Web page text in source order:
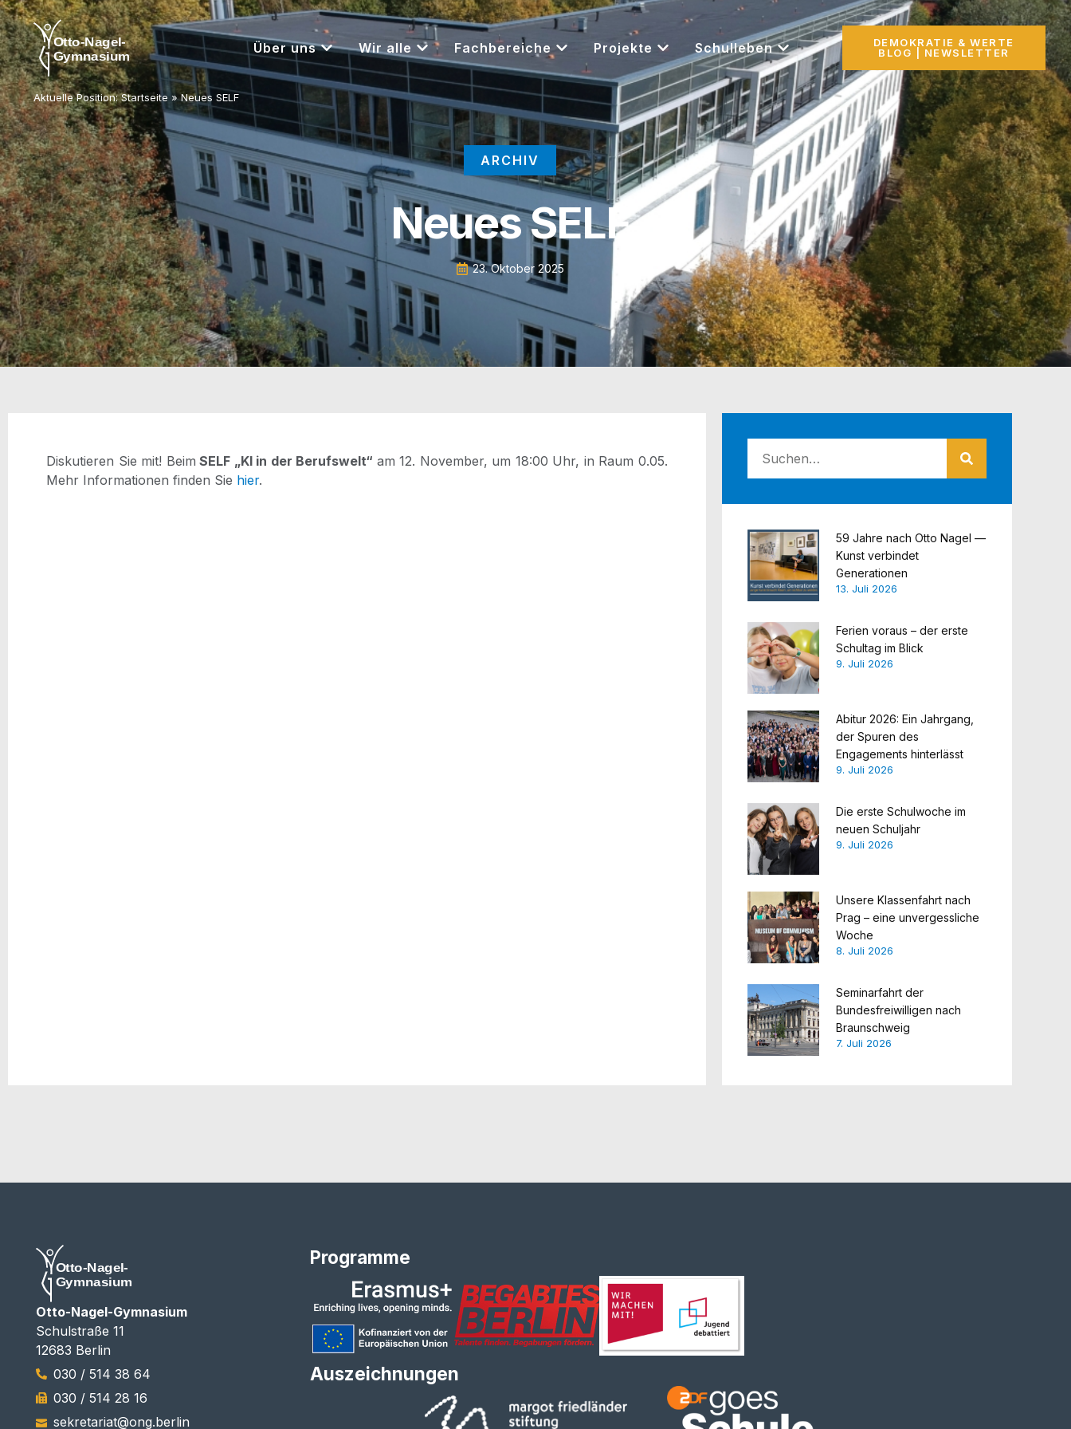
Über uns Wir alle Fachbereiche Projekte Schulleben
DEMOKRATIE & WERTE
BLOG | NEWSLETTER
Aktuelle Position:Startseite »Neues SELF
ARCHIV
Neues SELF
23. Oktober 2025
Dis­ku­tie­ren Sie mit! Beim SELF „KI in der Berufs­welt“ am 12. Novem­ber, um 18:00 Uhr, in Raum 0.05.
Mehr Infor­ma­tio­nen fin­den Sie hier.
59 Jahre nach Otto Nagel —
Kunst verbindet
Generationen
13. Juli 2026
Ferien voraus – der erste
Schultag im Blick
9. Juli 2026
Abitur 2026: Ein Jahrgang,
der Spuren des
Engagements hinterlässt
9. Juli 2026
Die erste Schulwoche im
neuen Schuljahr
9. Juli 2026
Unsere Klassenfahrt nach
Prag – eine unvergessliche
Woche
8. Juli 2026
Seminarfahrt der
Bundesfreiwilligen nach
Braunschweig
7. Juli 2026
Otto-Nagel-Gymnasium
Schulstraße 11
12683 Berlin
030 / 514 38 64
030 / 514 28 16
sekretariat@ong.berlin
Programme
Auszeichnungen